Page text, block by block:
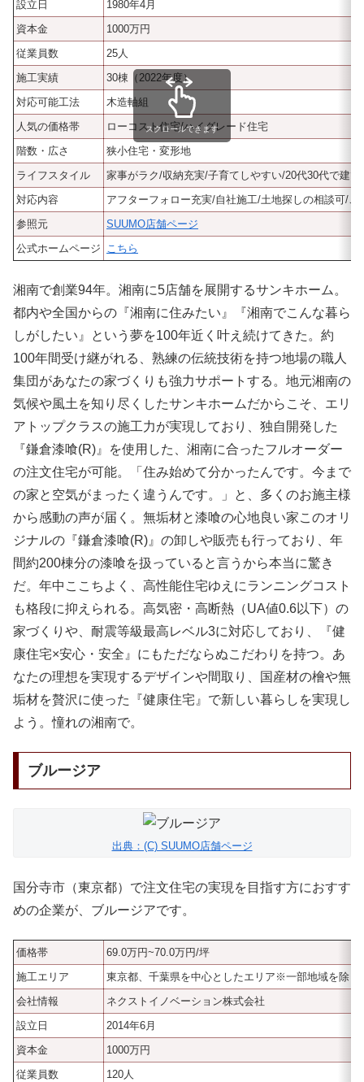
設立日
1980年4月
資本金
1000万円
従業員数
25人
施工実績
30棟（2022年度）
対応可能工法
木造軸組
人気の価格帯
ローコスト住宅/ハイグレード住宅
階数・広さ
狭小住宅・変形地
ライフスタイル
家事がラク/収納充実/子育てしやすい/20代30代で建
対応内容
アフターフォロー充実/自社施工/土地探しの相談可/
参照元
SUUMO店舗ページ
公式ホームページ
こちら
スクロールできます
湘南で創業94年。湘南に5店舗を展開するサンキホーム。
都内や全国からの『湘南に住みたい』『湘南でこんな暮ら
しがしたい』という夢を100年近く叶え続けてきた。約
100年間受け継がれる、熟練の伝統技術を持つ地場の職人
集団があなたの家づくりも強力サポートする。地元湘南の
気候や風土を知り尽くしたサンキホームだからこそ、エリ
アトップクラスの施工力が実現しており、独自開発した
『鎌倉漆喰(R)』を使用した、湘南に合ったフルオーダー
の注文住宅が可能。「住み始めて分かったんです。今まで
の家と空気がまったく違うんです。」と、多くのお施主様
から感動の声が届く。無垢材と漆喰の心地良い家このオリ
ジナルの『鎌倉漆喰(R)』の卸しや販売も行っており、年
間約200棟分の漆喰を扱っていると言うから本当に驚き
だ。年中ここちよく、高性能住宅ゆえにランニングコスト
も格段に抑えられる。高気密・高断熱（UA値0.6以下）の
家づくりや、耐震等級最高レベル3に対応しており、『健
康住宅×安心・安全』にもただならぬこだわりを持つ。あ
なたの理想を実現するデザインや間取り、国産材の檜や無
垢材を贅沢に使った『健康住宅』で新しい暮らしを実現し
よう。憧れの湘南で。
ブルージア
出典：(C) SUUMO店舗ページ
国分寺市（東京都）で注文住宅の実現を目指す方におすす
めの企業が、ブルージアです。
価格帯
69.0万円~70.0万円/坪
施工エリア
東京都、千葉県を中心としたエリア※一部地域を除く
会社情報
ネクストイノベーション株式会社
設立日
2014年6月
資本金
1000万円
従業員数
120人